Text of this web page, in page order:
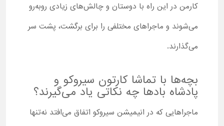
کارمن در این راه با دوستان و چالش‌های زیادی روبه‌رو
می‌شوند و ماجراهای مختلفی را برای برگشت، پشت سر
می‌گذارند.
بچه‌ها با تماشا کارتون سیروکو و
پادشاه بادها چه نکاتی یاد می‌گیرند؟
ماجراهایی که در انیمیشن سیروکو اتفاق می‌افتد نه‌تنها